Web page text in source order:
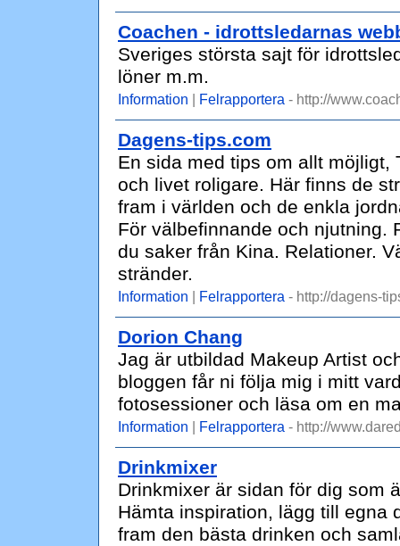
Coachen - idrottsledarnas
Sveriges största sajt för
löner m.m.
Information | Felrapportera - http://
Dagens-tips.com
En sida med tips om allt möjligt,
och livet roligare. Här finns de
fram i världen och de enkla
För välbefinnande och njutning.
du saker från Kina. Relationer.
stränder.
Information | Felrapportera - http://dagens-
Dorion Chang
Jag är utbildad Makeup Artist
bloggen får ni följa mig i mitt
fotosessioner och läsa om en
Information | Felrapportera - http://
Drinkmixer
Drinkmixer är sidan för dig som
Hämta inspiration, lägg till egna
fram den bästa drinken och